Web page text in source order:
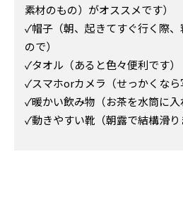
素材のもの）がオススメです）
✓帽子（朝、起きてすぐ行く際
ので）
✓タオル（あると色々便利です）
✓スマホorカメラ（せっかくなら
✓暖かい飲み物（お茶を水筒に入
✓動きやすい靴（朝露で結構滑り